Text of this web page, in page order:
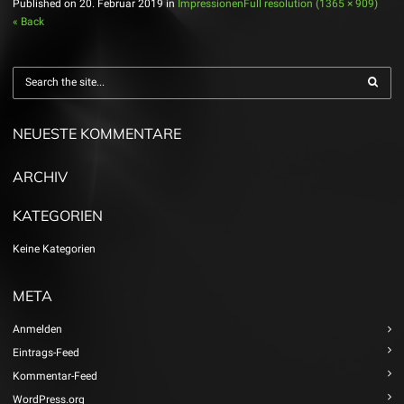
Published on 20. Februar 2019 in Impressionen Full resolution (1365 × 909)
« Back
NEUESTE KOMMENTARE
ARCHIV
KATEGORIEN
Keine Kategorien
META
Anmelden
Eintrags-Feed
Kommentar-Feed
WordPress.org